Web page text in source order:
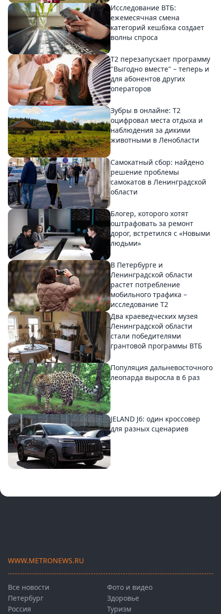
Исследование ВТБ:
ежемесячная смена
категорий кешбэка создает
волны спроса
Т2 перезапускает программу
"Выгодно вместе" – теперь и
для абонентов других
операторов
Зубры в онлайне: Т2
оцифровал места отдыха и
наблюдения за дикими
животными в Ленобласти
Самокатный сбор: найдено
решение проблемы
самокатов в Ленинградской
области
Блогер, которого хотят
оштрафовать за ремонт
дорог, встретился с «Новыми
людьми»
В Петербурге и
Ленинградской области
растет потребление
мобильного трафика –
исследование T2
Два краеведческих музея
Ленинградской области
стали победителями
грантовой программы ВТБ
Популяция дальневосточного
леопарда выросла в 6 раз
JELAND J6: один кроссовер
для разных сценариев
WWW.METRONEWS.RU
Все новости
Петербург
Россия
Фото и видео
Здоровье
Туризм